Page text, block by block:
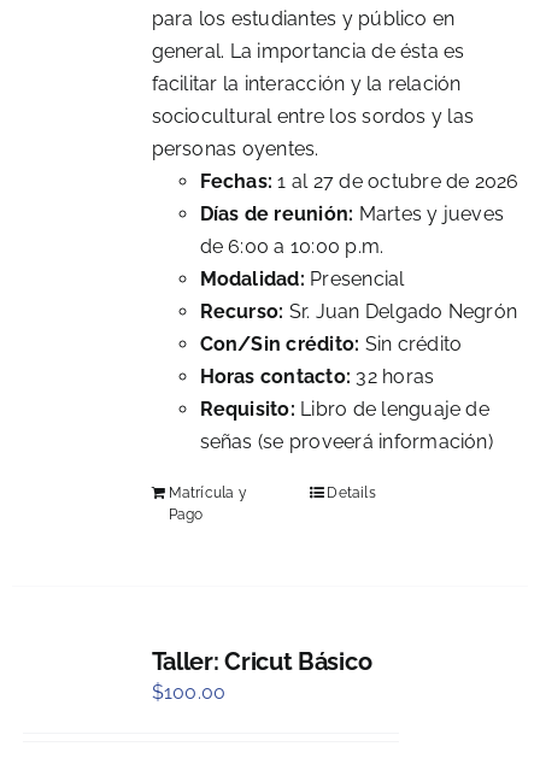
para los estudiantes y público en
general. La importancia de ésta es
facilitar la interacción y la relación
sociocultural entre los sordos y las
personas oyentes.
Fechas:1 al 27 de octubre de 2026
Días de reunión: Martes y jueves
de 6:00 a 10:00 p.m.
Modalidad: Presencial
Recurso: Sr. Juan Delgado Negrón
Con/Sin crédito: Sin crédito
Horas contacto: 32 horas
Requisito: Libro de lenguaje de
señas (se proveerá información)
Matrícula y
Pago
Details
Taller: Cricut Básico
$100.00